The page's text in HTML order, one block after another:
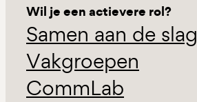
Wil je een actievere rol?
Samen aan de slag
Vakgroepen
CommLab